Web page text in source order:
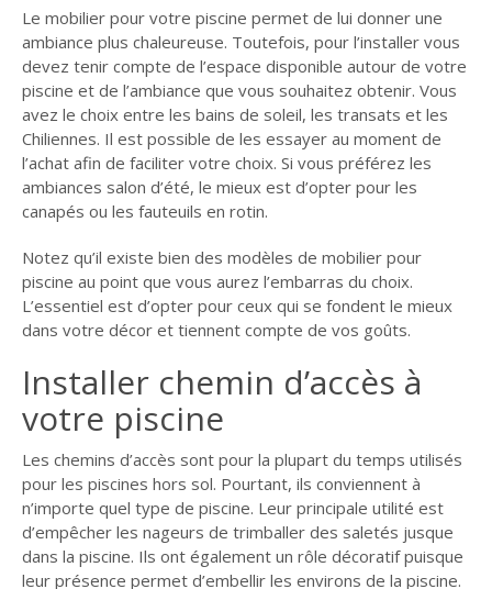
Le mobilier pour votre piscine permet de lui donner une
ambiance plus chaleureuse. Toutefois, pour l’installer vous
devez tenir compte de l’espace disponible autour de votre
piscine et de l’ambiance que vous souhaitez obtenir. Vous
avez le choix entre les bains de soleil, les transats et les
Chiliennes. Il est possible de les essayer au moment de
l’achat afin de faciliter votre choix. Si vous préférez les
ambiances salon d’été, le mieux est d’opter pour les
canapés ou les fauteuils en rotin.
Notez qu’il existe bien des modèles de mobilier pour
piscine au point que vous aurez l’embarras du choix.
L’essentiel est d’opter pour ceux qui se fondent le mieux
dans votre décor et tiennent compte de vos goûts.
Installer chemin d’accès à
votre piscine
Les chemins d’accès sont pour la plupart du temps utilisés
pour les piscines hors sol. Pourtant, ils conviennent à
n’importe quel type de piscine. Leur principale utilité est
d’empêcher les nageurs de trimballer des saletés jusque
dans la piscine. Ils ont également un rôle décoratif puisque
leur présence permet d’embellir les environs de la piscine.